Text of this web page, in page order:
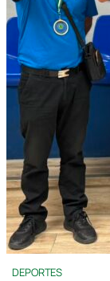
DEPORTES